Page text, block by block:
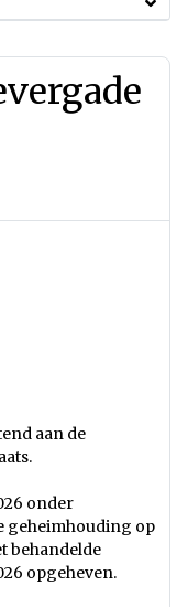
aan de
onder
geheimhouding op
behandelde
opgeheven.